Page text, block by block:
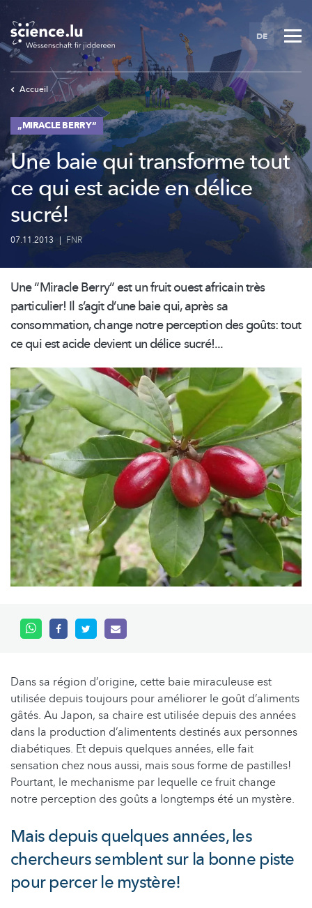
Skip
main
content
DE
Accueil
„MIRACLE BERRY“
Une baie qui transforme tout
ce qui est acide en délice
sucré!
07.11.2013 | FNR
Une “Miracle Berry” est un fruit ouest africain très
particulier! Il s’agit d’une baie qui, après sa
consommation, change notre perception des goûts: tout
ce qui est acide devient un délice sucré!...
Dans sa région d’origine, cette baie miraculeuse est
utilisée depuis toujours pour améliorer le goût d’aliments
gâtés. Au Japon, sa chaire est utilisée depuis des années
dans la production d’alimentents destinés aux personnes
diabétiques. Et depuis quelques années, elle fait
sensation chez nous aussi, mais sous forme de pastilles!
Pourtant, le mechanisme par lequelle ce fruit change
notre perception des goûts a longtemps été un mystère.
Mais depuis quelques années, les
chercheurs semblent sur la bonne piste
pour percer le mystère!